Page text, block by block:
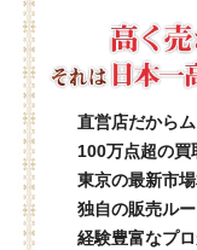
直営店だから
100万点超の買
東京の最新市
独自の販売ル
経験豊富なプ